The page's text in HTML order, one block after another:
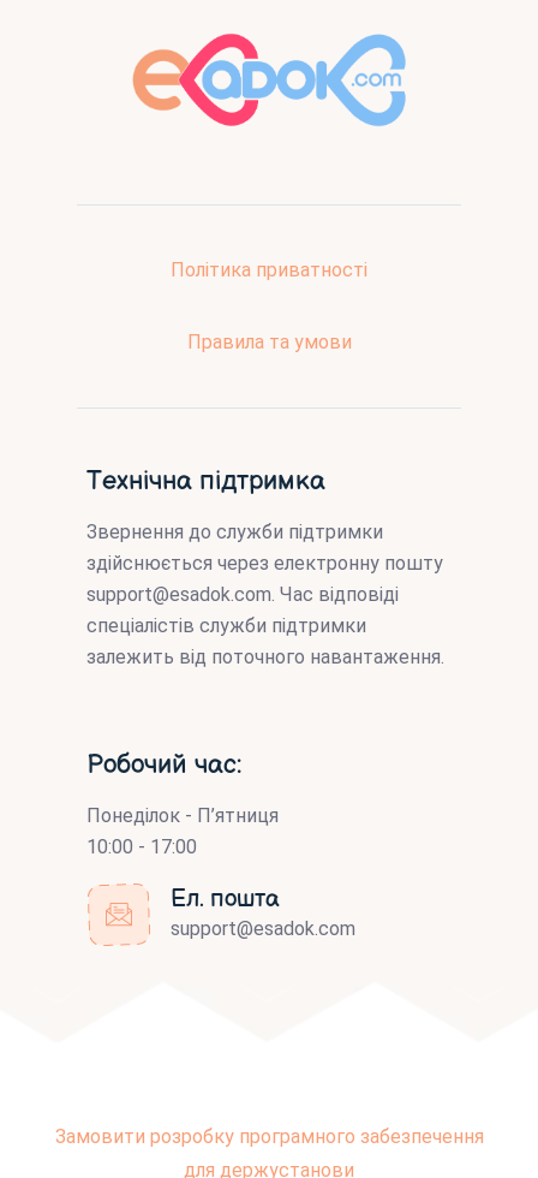
Політика приватності
Правила та умови
Технічна підтримка
Звернення до служби підтримки
здійснюється через електронну пошту
support@esadok.com. Час відповіді
спеціалістів служби підтримки
залежить від поточного навантаження.
Робочий час:
Понеділок - П’ятниця
10:00 - 17:00
Ел. пошта
support@esadok.com
Замовити розробку програмного забезпечення
для держустанови